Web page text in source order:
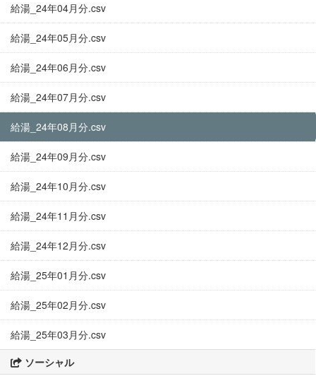
給湯_24年04月分.csv
給湯_24年05月分.csv
給湯_24年06月分.csv
給湯_24年07月分.csv
給湯_24年08月分.csv
給湯_24年09月分.csv
給湯_24年10月分.csv
給湯_24年11月分.csv
給湯_24年12月分.csv
給湯_25年01月分.csv
給湯_25年02月分.csv
給湯_25年03月分.csv
ソーシャル